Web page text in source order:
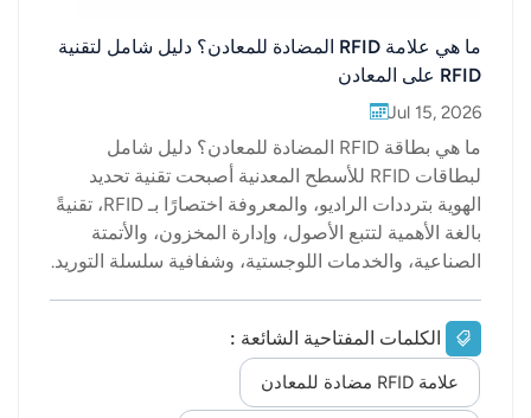
ما هي علامة RFID المضادة للمعادن؟ دليل شامل لتقنية
RFID على المعادن
Jul 15, 2026
ما هي بطاقة RFID المضادة للمعادن؟ دليل شامل
لبطاقات RFID للأسطح المعدنية أصبحت تقنية تحديد
الهوية بترددات الراديو، والمعروفة اختصارًا بـ RFID، تقنيةً
بالغة الأهمية لتتبع الأصول، وإدارة المخزون، والأتمتة
الصناعية، والخدمات اللوجستية، وشفافية سلسلة التوريد.
تثبيتها مباشرةً على الأسطح المعدنية، إذ يُمكن للمعادن أن
تتداخل مع إشارات الترددات الراديوية، وتقلل من مسافة
أهمية بطاقات RFID المقاومة للمعادن. إذن، ما هو علامة
الكلمات المفتاحية الشائعة :
علامة RFID مضادة للمعادن